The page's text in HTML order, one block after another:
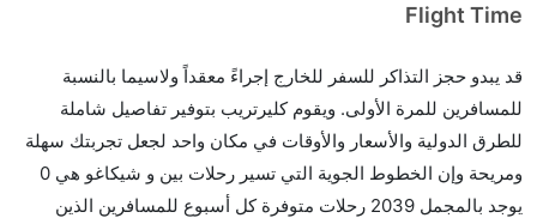
Flight Time
قد يبدو حجز التذاكر للسفر للخارج إجراءً معقداً ولاسيما بالنسبة
للمسافرين للمرة الأولى. ويقوم كليرتريب بتوفير تفاصيل شاملة
للطرق الدولية والأسعار والأوقات في مكان واحد لجعل تجربتك سهلة
ومريحة وإن الخطوط الجوية التي تسير رحلات بين و شيكاغو هي 0
يوجد بالمجمل 2039 رحلات متوفرة كل أسبوع للمسافرين الذين